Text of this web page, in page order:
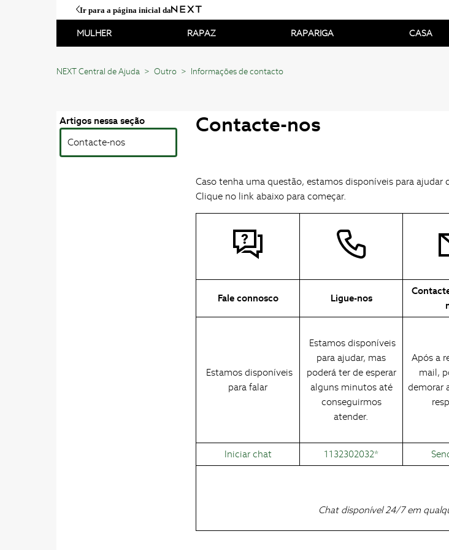
Ir para a página inicial da
MULHER RAPAZ RAPARIGA CASA
NEXT Central de Ajuda Outro Informações de contacto
Artigos nessa seção
Contacte-nos
Contacte-nos
Caso tenha uma questão, estamos disponíveis para
Clique no link abaixo para começar.
Fale connosco Ligue-nos
Estamos disponíveis
para falar
Estamos disponíveis
para ajudar, mas
poderá ter de esperar
alguns minutos até
conseguirmos
atender.
Após a
mail,
demorar
Iniciar chat
1132302032*
Chat disponível 24/7 em